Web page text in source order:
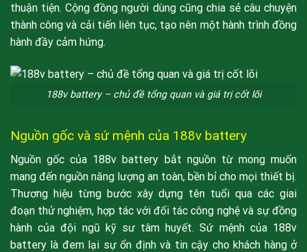
thuận tiện. Cộng đồng người dùng cũng chia sẻ câu chuyện
thành công và cải tiến liên tục, tạo nên một hành trình đồng
hành đầy cảm hứng.
188v battery – chủ đề tổng quan và giá trị cốt lõi
Nguồn gốc và sứ mệnh của 188v battery
Nguồn gốc của 188v battery bắt nguồn từ mong muốn
mang đến nguồn năng lượng an toàn, bền bỉ cho mọi thiết bị.
Thương hiệu từng bước xây dựng tên tuổi qua các giai
đoạn thử nghiệm, hợp tác với đối tác công nghệ và sự đồng
hành của đội ngũ kỹ sư tâm huyết. Sứ mệnh của 188v
battery là đem lại sự ổn định và tin cậy cho khách hàng ở